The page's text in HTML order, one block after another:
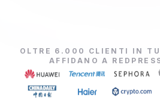
OLTRE 6.000 CLIENTI IN
AFFIDANO A